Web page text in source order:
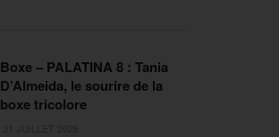
Boxe – PALATINA 8 : Tania
D’Almeida, le sourire de la
boxe tricolore